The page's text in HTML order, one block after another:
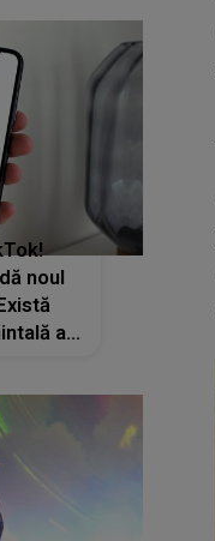
noul
a